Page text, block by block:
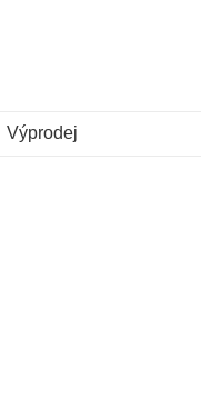
Výprodej